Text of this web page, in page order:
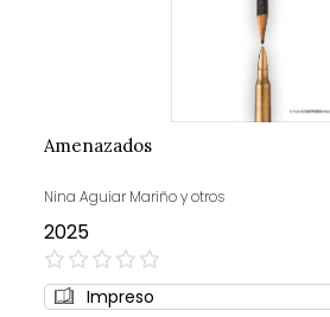
Amenazados
Nina Aguiar Mariño y otros
2025
0%
Impreso